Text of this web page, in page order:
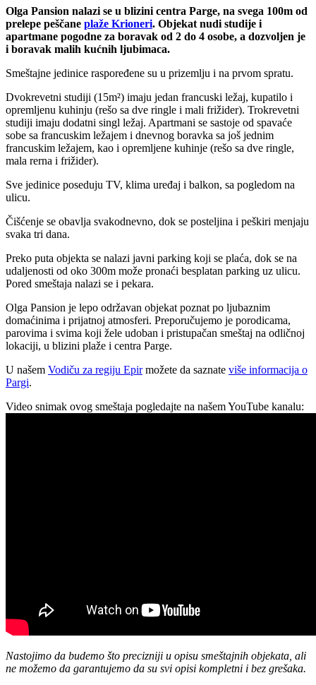
Olga Pansion nalazi se u blizini centra Parge, na svega 100m od
prelepe peščane plaže Krioneri. Objekat nudi studije i
apartmane pogodne za boravak od 2 do 4 osobe, a dozvoljen je
i boravak malih kućnih ljubimaca.
Smeštajne jedinice raspoređene su u prizemlju i na prvom spratu.
Dvokrevetni studiji (15m²) imaju jedan francuski ležaj, kupatilo i
opremljenu kuhinju (rešo sa dve ringle i mali frižider). Trokrevetni
studiji imaju dodatni singl ležaj. Apartmani se sastoje od spavaće
sobe sa francuskim ležajem i dnevnog boravka sa još jednim
francuskim ležajem, kao i opremljene kuhinje (rešo sa dve ringle,
mala rerna i frižider).
Sve jedinice poseduju TV, klima uređaj i balkon, sa pogledom na
ulicu.
Čišćenje se obavlja svakodnevno, dok se posteljina i peškiri menjaju
svaka tri dana.
Preko puta objekta se nalazi javni parking koji se plaća, dok se na
udaljenosti od oko 300m može pronaći besplatan parking uz ulicu.
Pored smeštaja nalazi se i pekara.
Olga Pansion je lepo održavan objekat poznat po ljubaznim
domaćinima i prijatnoj atmosferi. Preporučujemo je porodicama,
parovima i svima koji žele udoban i pristupačan smeštaj na odličnoj
lokaciji, u blizini plaže i centra Parge.
U našem Vodiču za regiju Epirmožete da saznate više informacija o
Pargi.
Video snimak ovog smeštaja pogledajte na našem YouTube kanalu:
Nastojimo da budemo što precizniji u opisu smeštajnih objekata, ali
ne možemo da garantujemo da su svi opisi kompletni i bez grešaka.